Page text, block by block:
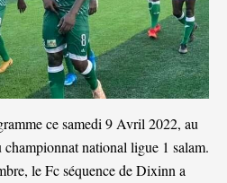
ce samedi 9 Avril 2022, au
national ligue 1 salam.
le Fc séquence de Dixinn a